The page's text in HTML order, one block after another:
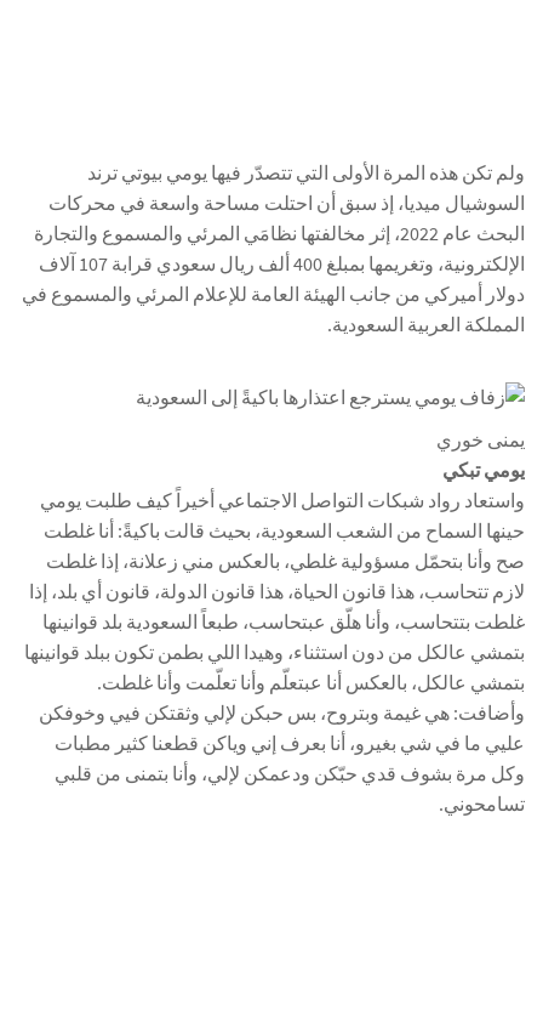
ولم تكن هذه المرة الأولى التي تتصدّر فيها يومي بيوتي ترند
السوشيال ميديا، إذ سبق أن احتلت مساحة واسعة في محركات
البحث عام 2022، إثر مخالفتها نظامَي المرئي والمسموع والتجارة
الإلكترونية، وتغريمها بمبلغ 400 ألف ريال سعودي قرابة 107 آلاف
دولار أميركي من جانب الهيئة العامة للإعلام المرئي والمسموع في
المملكة العربية السعودية.
يمنى خوري
يومي تبكي
واستعاد رواد شبكات التواصل الاجتماعي أخيراً كيف طلبت يومي
حينها السماح من الشعب السعودية، بحيث قالت باكيةً: أنا غلطت
صح وأنا بتحمّل مسؤولية غلطي، بالعكس مني زعلانة، إذا غلطت
لازم تتحاسب، هذا قانون الحياة، هذا قانون الدولة، قانون أي بلد، إذا
غلطت بتتحاسب، وأنا هلّق عبتحاسب، طبعاً السعودية بلد قوانينها
بتمشي عالكل من دون استثناء، وهيدا اللي بطمن تكون ببلد قوانينها
بتمشي عالكل، بالعكس أنا عبتعلّم وأنا تعلّمت وأنا غلطت.
وأضافت: هي غيمة وبتروح، بس حبكن لإلي وثقتكن فيي وخوفكن
عليي ما في شي بغيرو، أنا بعرف إني وياكن قطعنا كثير مطبات
وكل مرة بشوف قدي حبّكن ودعمكن لإلي، وأنا بتمنى من قلبي
تسامحوني.